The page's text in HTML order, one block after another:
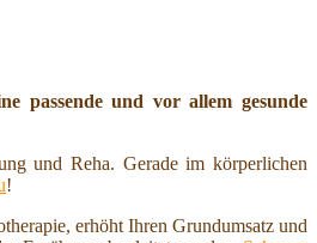
passende und vor allem gesunde
und Reha. Gerade im körperlichen
!
erhöht Ihren Grundumsatz und